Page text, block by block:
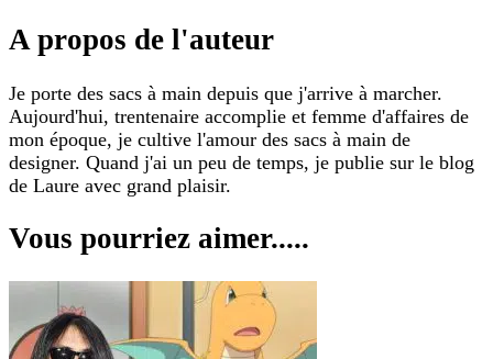
A propos de l'auteur
Je porte des sacs à main depuis que j'arrive à marcher.
Aujourd'hui, trentenaire accomplie et femme d'affaires de
mon époque, je cultive l'amour des sacs à main de
designer. Quand j'ai un peu de temps, je publie sur le blog
de Laure avec grand plaisir.
Vous pourriez aimer.....